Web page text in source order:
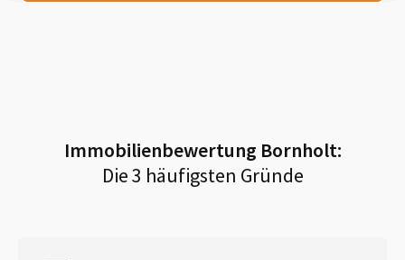
Immobilienbewertung Bornholt:
Die 3 häufigsten Gründe